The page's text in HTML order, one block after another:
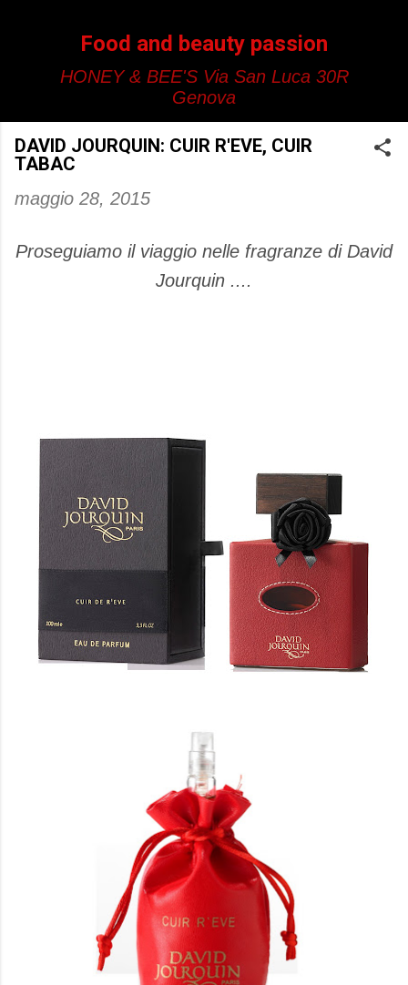
Food and beauty passion
HONEY & BEE'S Via San Luca 30R
Genova
DAVID JOURQUIN: CUIR R'EVE, CUIR
TABAC
maggio 28, 2015
Proseguiamo il viaggio nelle fragranze di David
Jourquin ....